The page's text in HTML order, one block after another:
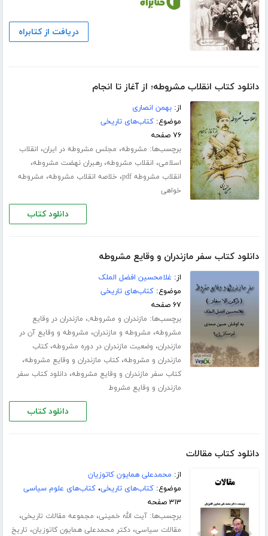
دریافت از کتابراه
دانلود کتاب انقلاب مشروطه؛ از آغاز تا انجام
از:بهمن انصاری
موضوع:کتاب‌های تاریخی
۷۶ صفحه
برچسب‌ها: مشروطه، مجلس مشروطه در ایران، انقلاب
اسلامی، انقلاب مشروطه،رهبران نهضت مشروطه،
انقلاب مشروطه pdf ، خلاصه انقلاب مشروطه، مشروطه
خواهی
دانلود کتاب
دانلود کتاب سفر مازندران و وقایع مشروطه
از: غلامحسین افضل الملک
موضوع:کتاب‌های تاریخی
۶۷ صفحه
برچسب‌ها: مازندران و مشروطه,، مازندران در وقایع
مشروطه، مشروطه و مازندران، مشروطه و وقایع آن در
مازندران، وضعیت مازندران در دوره مشروطه،کتاب
مازندران و مشروطه،کتاب مازندران و وقایع مشروطه،
کتاب سفر مازندران و وقایع مشروطه،دانلود کتاب سفر
مازندران و وقایع مشروط
دانلود کتاب
دانلود کتاب مقالات
از: محمدعلی همایون کاتوزیان
موضوع:کتاب‌های تاریخی،کتاب‌های علوم سیاسی
۳۱۳ صفحه
برچسب‌ها:آیت الله خمینی، مجموعه مقالات تاریخی،
مقالات سیاسی،دکتر محمدعلی همایون کاتوزیان، تاریخ